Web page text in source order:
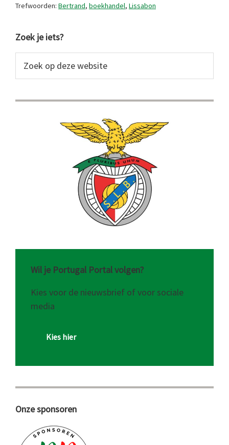
ter
Trefwoorden: Bertrand, boekhandel, Lissabon
Primaire
Sidebar
Zoek je iets?
op
website
Wil je Portugal Portal volgen?
Kies voor de nieuwsbrief of voor sociale
media
Kies hier
Onze sponsoren